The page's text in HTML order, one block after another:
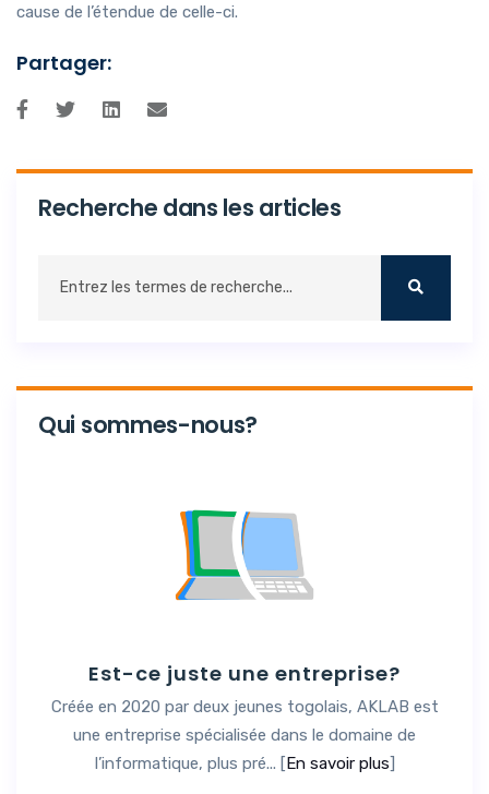
cause de l’étendue de celle-ci.
Partager:
Recherche dans les articles
Qui sommes-nous?
Est-ce juste une entreprise?
Créée en 2020 par deux jeunes togolais, AKLAB est
une entreprise spécialisée dans le domaine de
l’informatique, plus pré... [En savoir plus]